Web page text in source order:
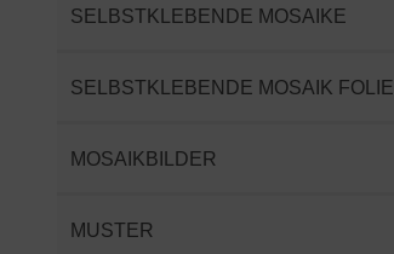
SELBSTKLEBENDE MOSAIKE
SELBSTKLEBENDE MOSAIK FOLIE
MOSAIKBILDER
MUSTER